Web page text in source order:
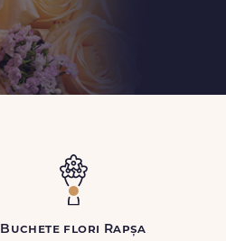
Buchete flori Rapșa